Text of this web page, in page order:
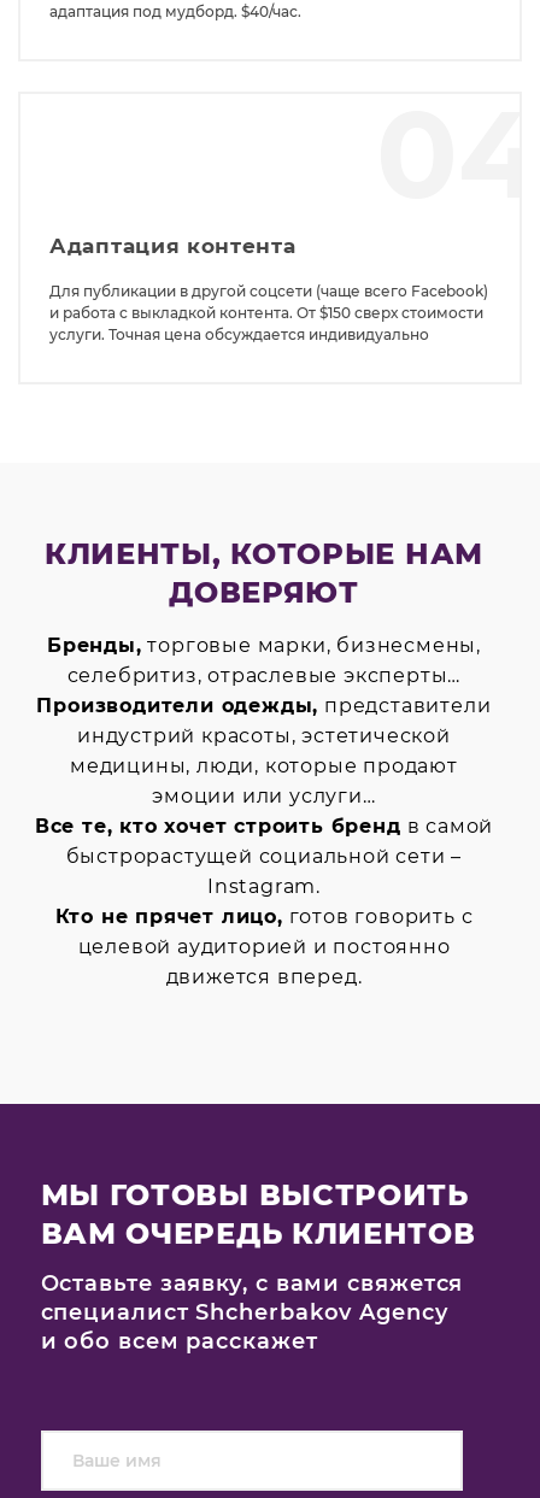
адаптация под мудборд. $40/час.
Адаптация контента
Для публикации в другой соцсети (чаще всего Facebook)
и работа с выкладкой контента. От $150 сверх стоимости
услуги. Точная цена обсуждается индивидуально
КЛИЕНТЫ, КОТОРЫЕ НАМ
ДОВЕРЯЮТ
Бренды, торговые марки, бизнесмены,
селебритиз, отраслевые эксперты…
Производители одежды, представители
индустрий красоты, эстетической
медицины, люди, которые продают
эмоции или услуги…
Все те, кто хочет строить бренд в самой
быстрорастущей социальной сети –
Instagram.
Кто не прячет лицо, готов говорить с
целевой аудиторией и постоянно
движется вперед.
МЫ ГОТОВЫ ВЫСТРОИТЬ
ВАМ ОЧЕРЕДЬ КЛИЕНТОВ
Оставьте заявку, с вами свяжется
специалист Shcherbakov Agency
и обо всем расскажет